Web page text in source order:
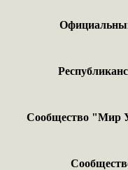
Сообщество "Мир